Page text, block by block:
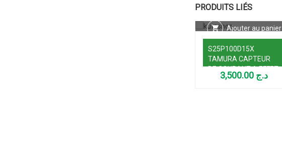
PRODUITS LIÉS
Ajouter au panier
S25P100D15X
TAMURA CAPTEUR
DE COURANT A EFFET
HALL 100A
د.ج